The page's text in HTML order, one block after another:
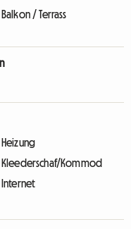
Balkon / Terrass
Heizung
Kleederschaf/Kommod
Internet